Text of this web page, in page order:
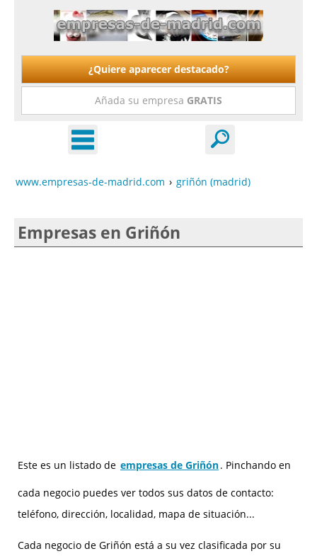
¿Quiere aparecer destacado?
Añada su empresa GRATIS
www.empresas-de-madrid.com › griñón (madrid)
Empresas en Griñón
Este es un listado de empresas de Griñón. Pinchando en
cada negocio puedes ver todos sus datos de contacto:
teléfono, dirección, localidad, mapa de situación...
Cada negocio de Griñón está a su vez clasificada por su